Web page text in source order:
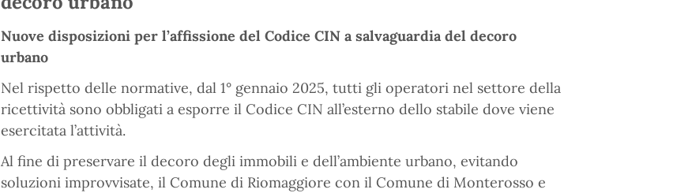
Nuove disposizioni per l’affissione del Codice CIN a salvaguardia del decoro
urbano
Nel rispetto delle normative, dal 1° gennaio 2025, tutti gli operatori nel settore della
ricettività sono obbligati a esporre il Codice CIN all’esterno dello stabile dove viene
esercitata l’attività.
Al fine di preservare il decoro degli immobili e dell’ambiente urbano, evitando
soluzioni improvvisate, il Comune di Riomaggiore con il Comune di Monterosso e